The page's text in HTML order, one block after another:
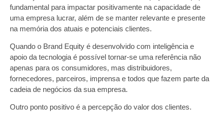
fundamental para impactar positivamente na capacidade de
uma empresa lucrar, além de se manter relevante e presente
na memória dos atuais e potenciais clientes.
Quando o Brand Equity é desenvolvido com inteligência e
apoio da tecnologia é possível tornar-se uma referência não
apenas para os consumidores, mas distribuidores,
fornecedores, parceiros, imprensa e todos que fazem parte da
cadeia de negócios da sua empresa.
Outro ponto positivo é a percepção do valor dos clientes.